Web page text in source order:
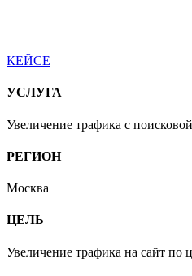
КЕЙСЕ
УСЛУГА
Увеличение трафика с
РЕГИОН
Москва
ЦЕЛЬ
Увеличение трафика на сайт по